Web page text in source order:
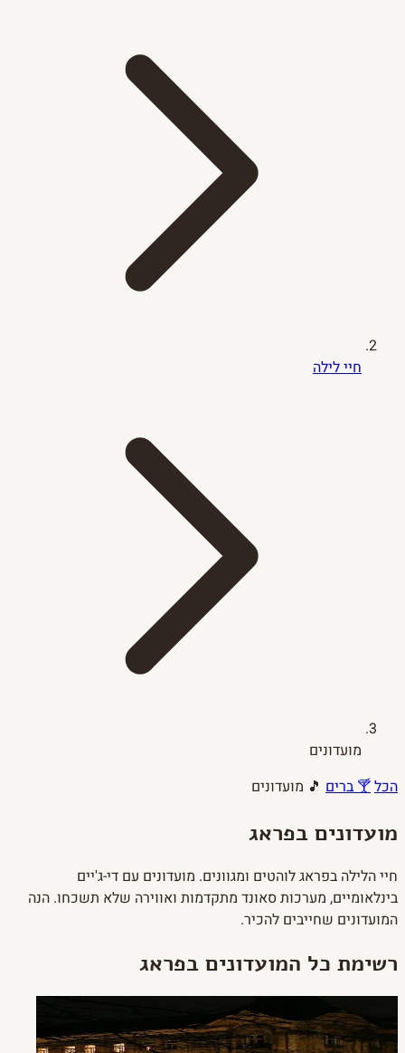
חיי לילה
מועדונים
הכל🍸 ברים 🎵 מועדונים
מועדונים בפראג
חיי הלילה בפראג לוהטים ומגוונים. מועדונים עם די-ג'יים
בינלאומיים, מערכות סאונד מתקדמות ואווירה שלא תשכחו. הנה
המועדונים שחייבים להכיר.
רשימת כל המועדונים בפראג